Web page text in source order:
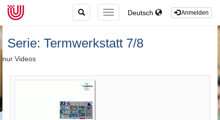
Anmelden
Deutsch
TOGGLE
NAVIGATION
TOGGLE
SEARCH
Serie: Termwerkstatt 7/8
nur Videos